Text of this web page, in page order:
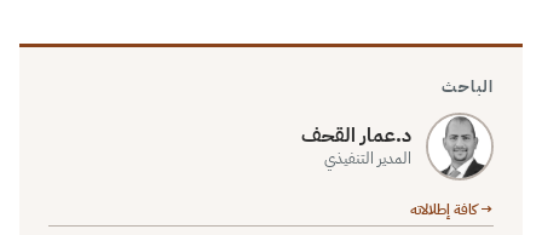
الباحث
د.عمار القحف
المدير التنفيذي
→ كافة إطلالاته